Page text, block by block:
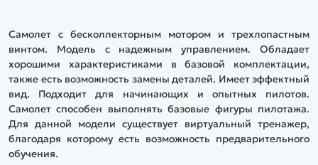
Самолет с бесколлекторным мотором и трехлопастным
винтом. Модель с надежным управлением. Обладает
хорошими характеристиками в базовой комплектации,
также есть возможность замены деталей. Имеет эффектный
вид. Подходит для начинающих и опытных пилотов.
Самолет способен выполнять базовые фигуры пилотажа.
Для данной модели существует виртуальный тренажер,
благодаря которому есть возможность предварительного
обучения.